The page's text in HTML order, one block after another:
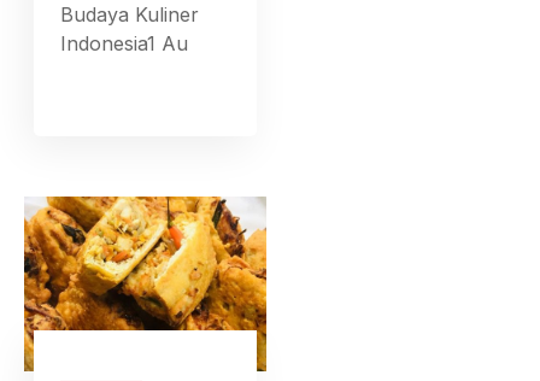
Budaya Kuliner
Indonesia1 Au